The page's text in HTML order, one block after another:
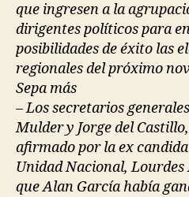
que ingresen a la
dirigentes políticos para
posibilidades de éxito las
regionales del próximo
Sepa más
– Los secretarios
Mulder y Jorge del
afirmado por la ex
Unidad Nacional,
que Alan García había